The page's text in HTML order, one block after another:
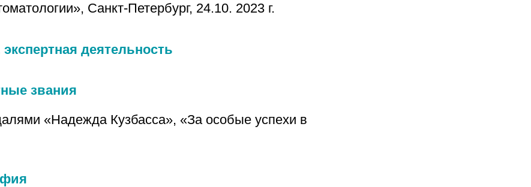
Санкт-Петербург, 24.10. 2023 г.
деятельность
звания
«Надежда Кузбасса», «За особые успехи в